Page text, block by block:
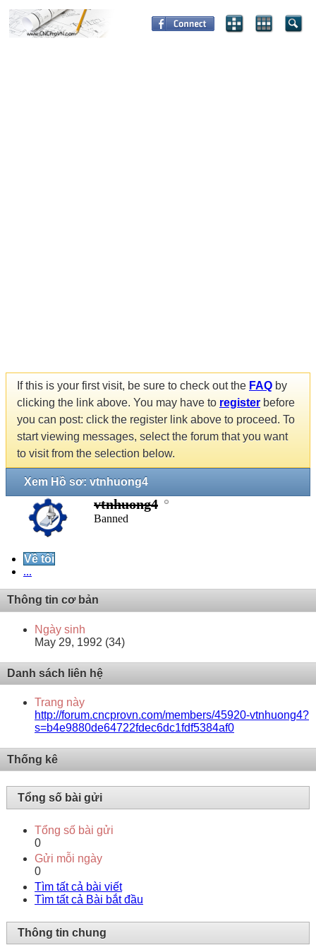
If this is your first visit, be sure to check out the FAQ by
clicking the link above. You may have to register before
you can post: click the register link above to proceed. To
start viewing messages, select the forum that you want
to visit from the selection below.
Xem Hồ sơ: vtnhuong4
vtnhuong4
Banned
Về tôi
...
Thông tin cơ bản
Ngày sinh
May 29, 1992 (34)
Danh sách liên hệ
Trang này
http://forum.cncprovn.com/members/45920-vtnhuong4?
s=b4e9880de64722fdec6dc1fdf5384af0
Thống kê
Tổng số bài gửi
Tổng số bài gửi
0
Gửi mỗi ngày
0
Tìm tất cả bài viết
Tìm tất cả Bài bắt đầu
Thông tin chung